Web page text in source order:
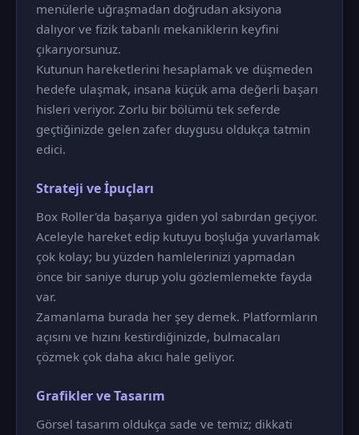
menülerle uğraşmadan doğrudan aksiyona
dalıyor ve fizik tabanlı mekaniklerin keyfini
çıkarıyorsunuz.
Kutunun hareketlerini hesaplamak ve düşmeden
hedefe ulaşmak, insana küçük ama değerli başarı
hisleri veriyor. Zorlu bir bölümü tek seferde
geçtiğinizde gelen zafer duygusu oldukça tatmin
edici.
Strateji ve İpuçları
Box Roller'da başarıya giden yol sabırdan geçiyor.
Aceleyle hareket edip kutuyu boşluğa yuvarlamak
çok kolay; bu yüzden hamlelerinizi yapmadan
önce bir saniye durup yolu gözlemlemekte fayda
var.
Zamanlama burada her şey demek. Platformların
açısını ve hızını kestirdiğinizde, bulmacaları
çözmek çok daha akıcı hale geliyor.
Grafikler ve Tasarım
Görsel tasarım oldukça sade ve temiz; dikkati